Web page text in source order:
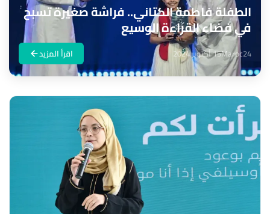
الطفلة فاطمة الكتاني.. فراشة صغيرة تسبح
في فضاء القراءة الوسيع
Maroc2415 أكتوبر 2024 اقرأ المزيد